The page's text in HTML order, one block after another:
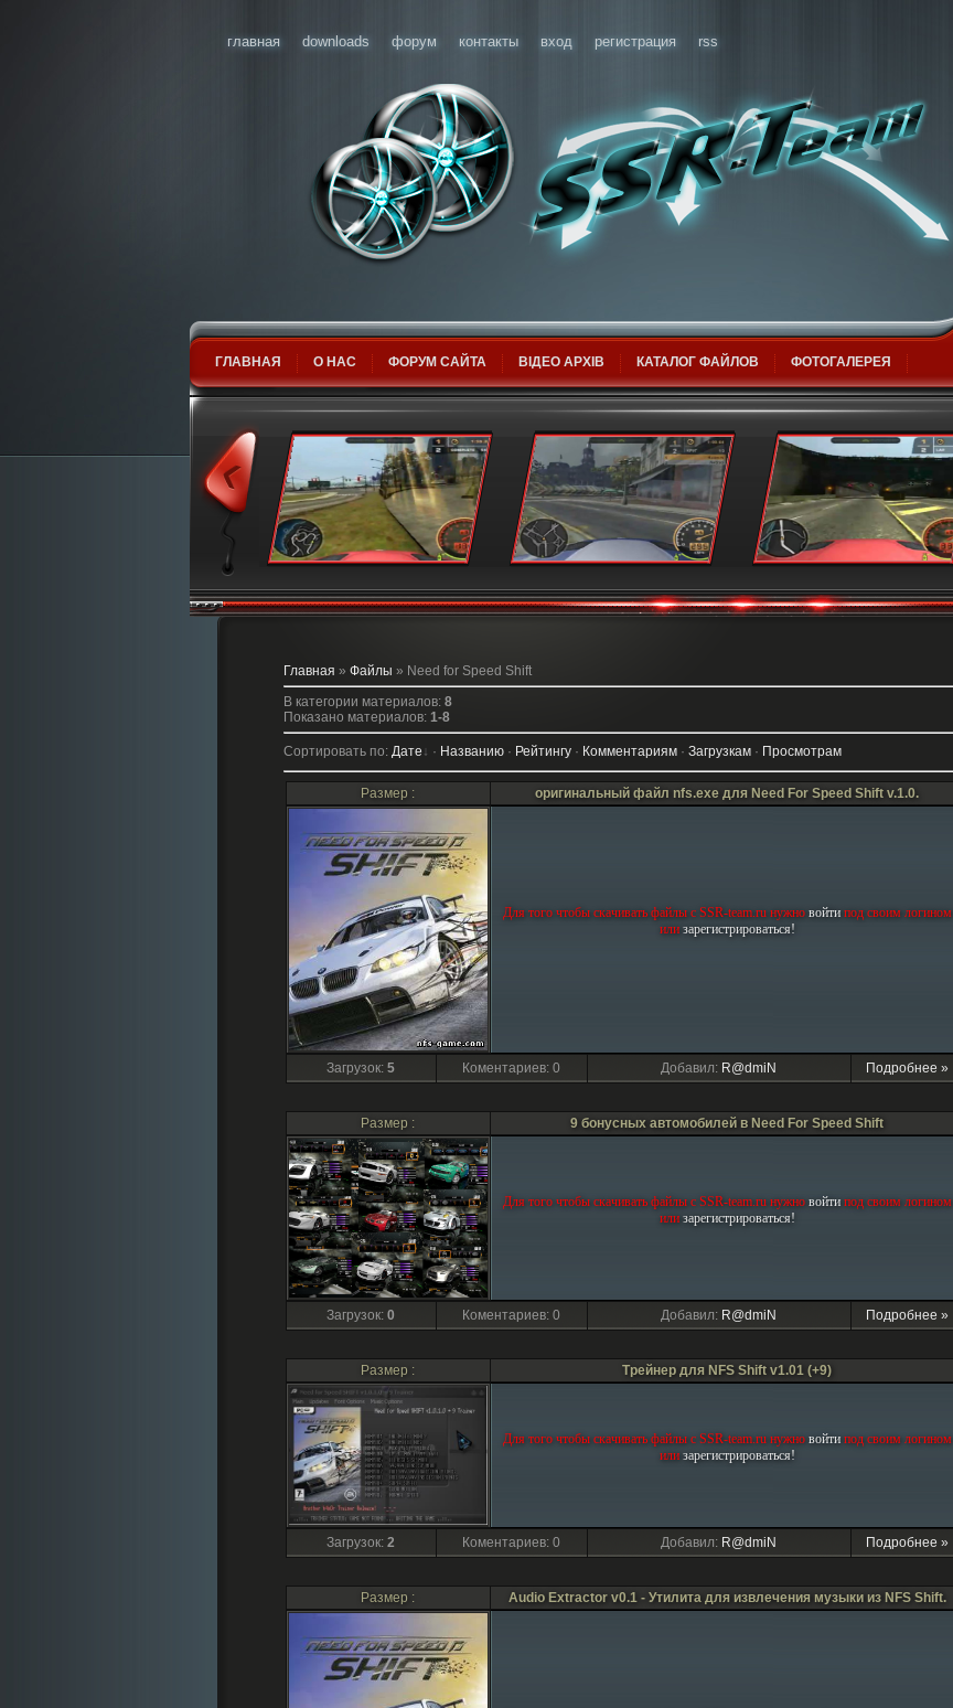
главная downloads форум контакты вход регистрация rss
ГЛАВНАЯ О НАС ФОРУМ САЙТА ВІДЕО АРХІВ КАТАЛОГ ФАЙЛОВ ФОТОГАЛЕРЕЯ
Главная » Файлы » Need for Speed Shift
В категории материалов: 8
Показано материалов: 1-8
Сортировать по: Дате · Названию· Рейтингу· Комментариям· Загрузкам· Просмотрам
Размер : оригинальный файл nfs.exe для Need For Speed Shift v.1.0.
Для того чтобы скачивать файлы с SSR-team.ru нужно войтипод своим логином
или зарегиcтрироваться!
Загрузок: 5 Коментариев: 0 Добавил: R@dmiN Подробнее »
Размер : 9 бонусных автомобилей в Need For Speed Shift
Для того чтобы скачивать файлы с SSR-team.ru нужно войтипод своим логином
или зарегиcтрироваться!
Загрузок: 0 Коментариев: 0 Добавил: R@dmiN Подробнее »
Размер : Трейнер для NFS Shift v1.01 (+9)
Для того чтобы скачивать файлы с SSR-team.ru нужно войтипод своим логином
или зарегиcтрироваться!
Загрузок: 2 Коментариев: 0 Добавил: R@dmiN Подробнее »
Размер : Audio Extractor v0.1 - Утилита для извлечения музыки из NFS Shift.